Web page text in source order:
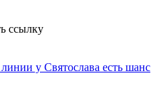
у Святослава есть шанс